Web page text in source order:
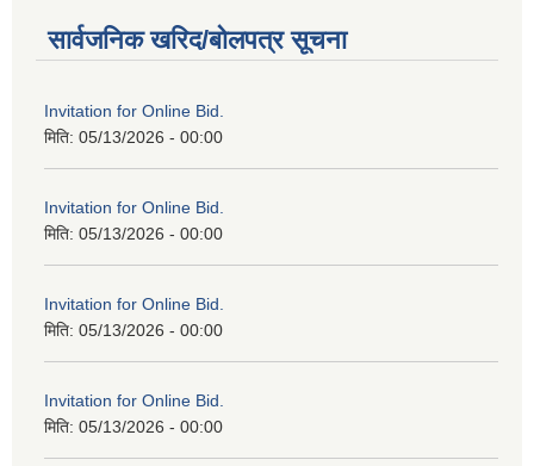
सार्वजनिक खरिद/बोलपत्र सूचना
Invitation for Online Bid.
मिति: 05/13/2026 - 00:00
Invitation for Online Bid.
मिति: 05/13/2026 - 00:00
Invitation for Online Bid.
मिति: 05/13/2026 - 00:00
Invitation for Online Bid.
मिति: 05/13/2026 - 00:00